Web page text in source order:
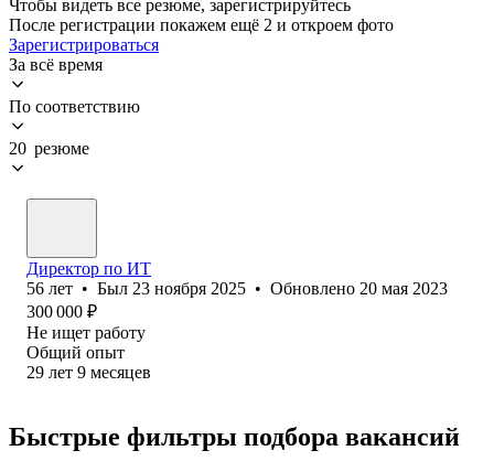
Чтобы видеть все резюме, зарегистрируйтесь
После регистрации покажем ещё 2 и откроем фото
Зарегистрироваться
За всё время
По соответствию
20 резюме
Директор по ИТ
56 лет • Был 23 ноября 2025 • Обновлено 20 мая 2023
300 000 ₽
Не ищет работу
Общий опыт
29 лет 9 месяцев
Быстрые фильтры подбора вакансий